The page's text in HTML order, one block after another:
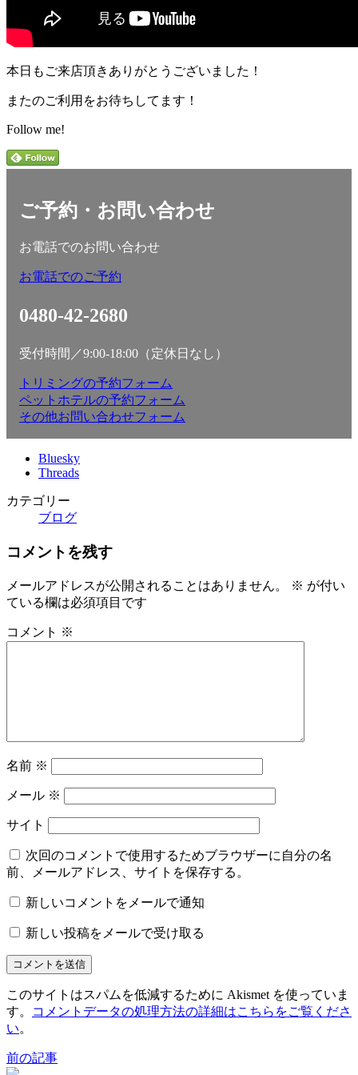
本日もご来店頂きありがとうございました！
またのご利用をお待ちしてます！
Follow me!
ご予約・お問い合わせ
お電話でのお問い合わせ
お電話でのご予約
0480-42-2680
受付時間／9:00-18:00（定休日なし）
トリミングの予約フォーム
ペットホテルの予約フォーム
その他お問い合わせフォーム
Bluesky
Threads
カテゴリー
ブログ
コメントを残す
メールアドレスが公開されることはありません。 ※ が付い
ている欄は必須項目です
コメント ※
名前 ※
メール ※
サイト
次回のコメントで使用するためブラウザーに自分の名
前、メールアドレス、サイトを保存する。
新しいコメントをメールで通知
新しい投稿をメールで受け取る
このサイトはスパムを低減するために Akismet を使っていま
す。
コメントデータの処理方法の詳細はこちらをご覧くださ
い。
前の記事